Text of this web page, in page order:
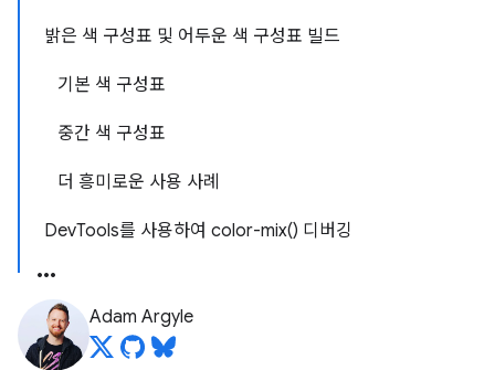
밝은 색 구성표 및 어두운 색 구성표 빌드
기본 색 구성표
중간 색 구성표
더 흥미로운 사용 사례
DevTools를 사용하여 color-mix() 디버깅
Adam Argyle